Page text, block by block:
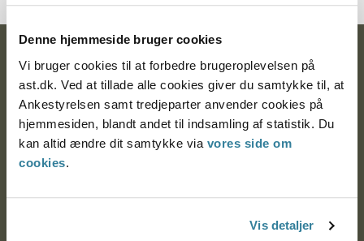
Denne hjemmeside bruger cookies
Vi bruger cookies til at forbedre brugeroplevelsen på
ast.dk. Ved at tillade alle cookies giver du samtykke til, at
Ankestyrelsen samt tredjeparter anvender cookies på
hjemmesiden, blandt andet til indsamling af statistik. Du
kan altid ændre dit samtykke via vores side om
cookies.
Vis detaljer
Ankestyrelsen
Postadresse:
Nytorv 7, 2. sal
9000 Aalborg